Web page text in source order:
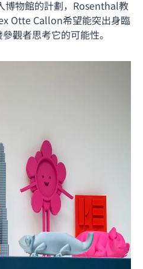
物館的計劃，Rosenthal教
Otte Callon希望能突出身臨
觀者思考它的可能性。